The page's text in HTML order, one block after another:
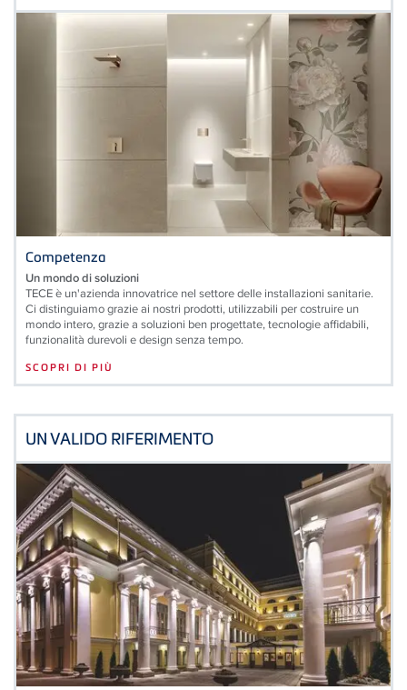
Competenza
Un mondo di soluzioni
TECE è un'azienda innovatrice nel settore delle installazioni sanitarie.
Ci distinguiamo grazie ai nostri prodotti, utilizzabili per costruire un
mondo intero, grazie a soluzioni ben progettate, tecnologie affidabili,
funzionalità durevoli e design senza tempo.
SCOPRI DI PIÙ
UN VALIDO RIFERIMENTO